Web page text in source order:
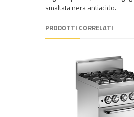
smaltata nera antiacido.
PRODOTTI CORRELATI